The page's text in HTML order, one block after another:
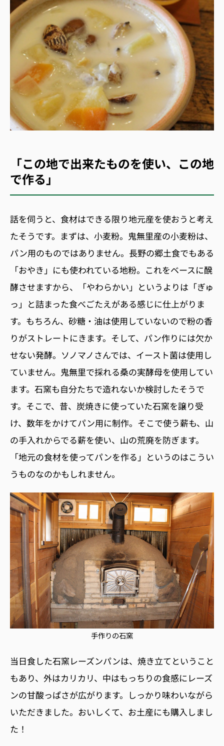
「この地で出来たものを使い、この地
で作る」
話を伺うと、食材はできる限り地元産を使おうと考え
たそうです。まずは、小麦粉。鬼無里産の小麦粉は、
パン用のものではありません。長野の郷土食でもある
「おやき」にも使われている地粉。これをベースに醗
酵させますから、「やわらかい」というよりは「ぎゅ
っ」と詰まった食べごたえがある感じに仕上がりま
す。もちろん、砂糖・油は使用していないので粉の香
りがストレートにきます。そして、パン作りには欠か
せない発酵。ソノマノさんでは、イースト菌は使用し
ていません。鬼無里で採れる桑の実酵母を使用してい
ます。石窯も自分たちで造れないか検討したそうで
す。そこで、昔、炭焼きに使っていた石窯を譲り受
け、数年をかけてパン用に制作。そこで使う薪も、山
の手入れからでる薪を使い、山の荒廃を防ぎます。
「地元の食材を使ってパンを作る」というのはこうい
うものなのかもしれません。
手作りの石窯
当日食した石窯レーズンパンは、焼き立てということ
もあり、外はカリカリ、中はもっちりの食感にレーズ
ンの甘酸っぱさが広がります。しっかり味わいながら
いただきました。おいしくて、お土産にも購入しまし
た！